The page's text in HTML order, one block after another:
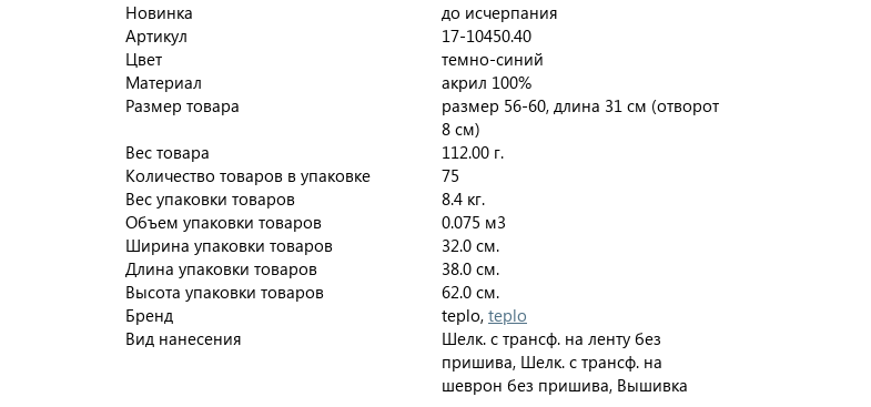
Новинка
до исчерпания
Артикул
17-10450.40
Цвет
темно-синий
Материал
акрил 100%
Размер товара
размер 56-60, длина 31 см (отворот
8 см)
Вес товара
112.00 г.
Количество товаров в упаковке
75
Вес упаковки товаров
8.4 кг.
Объем упаковки товаров
0.075 м3
Ширина упаковки товаров
32.0 см.
Длина упаковки товаров
38.0 см.
Высота упаковки товаров
62.0 см.
Бренд
teplo, teplo
Вид нанесения
Шелк. с трансф. на ленту без
пришива, Шелк. с трансф. на
шеврон без пришива, Вышивка